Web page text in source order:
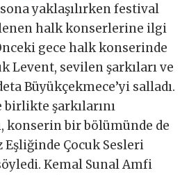
yaklaşılırken festival
halk konserlerine ilgi
gece halk konserinde
Levent, sevilen şarkıları ve
Büyükçekmece’yi salladı.
şarkılarını
konserin bir bölümünde de
Eşliğinde Çocuk Sesleri
Kemal Sunal Amfi